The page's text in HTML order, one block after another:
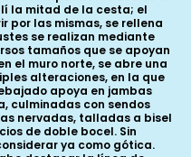
la mitad de la cesta; el
por las mismas, se rellena
se realizan mediante
tamaños que se apoyan
el muro norte, se abre una
alteraciones, en la que
apoya en jambas
culminadas con sendos
nervadas, talladas a bisel
de doble bocel. Sin
ya como gótica.